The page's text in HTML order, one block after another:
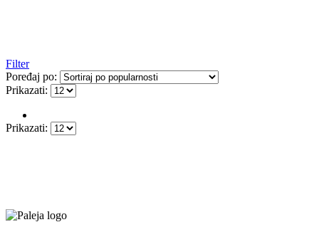
Filter
Poređaj po:
Prikazati:
Prikazati: